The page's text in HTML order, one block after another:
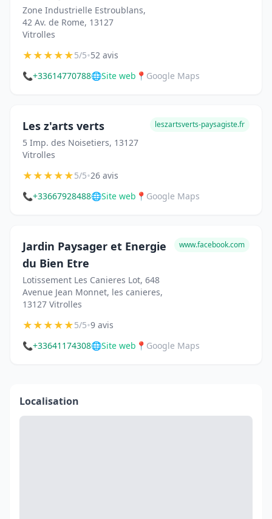
Zone Industrielle Estroublans,
42 Av. de Rome, 13127
Vitrolles
★★★★★5/5•52 avis
📞+33614770788🌐Site web 📍 Google Maps
Les z'arts verts
5 Imp. des Noisetiers, 13127
Vitrolles
leszartsverts-paysagiste.fr
★★★★★5/5•26 avis
📞+33667928488🌐Site web 📍 Google Maps
Jardin Paysager et Energie
du Bien Etre
Lotissement Les Canieres Lot, 648
Avenue Jean Monnet, les canieres,
13127 Vitrolles
www.facebook.com
★★★★★5/5•9 avis
📞+33641174308🌐Site web 📍 Google Maps
Localisation